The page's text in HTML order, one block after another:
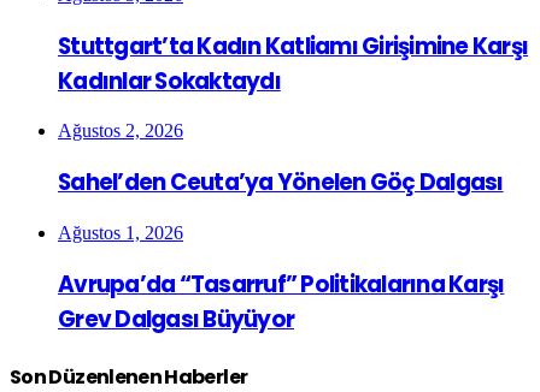
Stuttgart’ta Kadın Katliamı Girişimine Karşı
Kadınlar Sokaktaydı
Ağustos 2, 2026
Sahel’den Ceuta’ya Yönelen Göç Dalgası
Ağustos 1, 2026
Avrupa’da “Tasarruf” Politikalarına Karşı
Grev Dalgası Büyüyor
Son Düzenlenen Haberler